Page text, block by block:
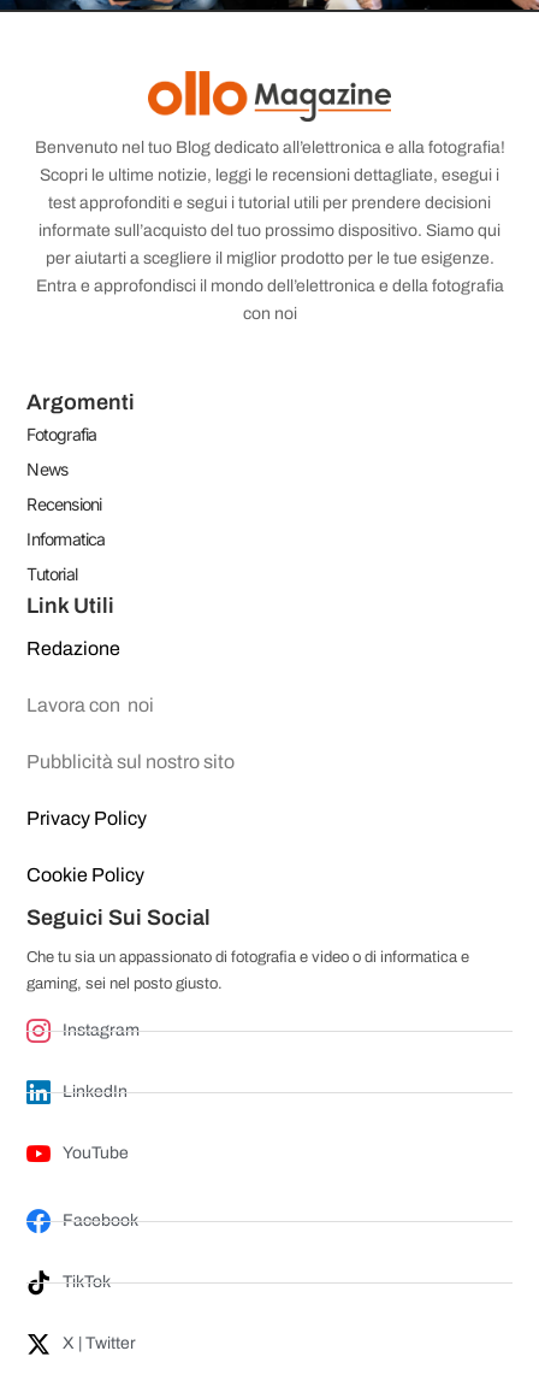
Benvenuto nel tuo Blog dedicato all’elettronica e alla fotografia!
Scopri le ultime notizie, leggi le recensioni dettagliate, esegui i
test approfonditi e segui i tutorial utili per prendere decisioni
informate sull’acquisto del tuo prossimo dispositivo. Siamo qui
per aiutarti a scegliere il miglior prodotto per le tue esigenze.
Entra e approfondisci il mondo dell’elettronica e della fotografia
con noi
Argomenti
Fotografia
News
Recensioni
Informatica
Tutorial
Link Utili
Redazione
Lavora con noi
Pubblicità sul nostro sito
Privacy Policy
Cookie Policy
Seguici Sui Social
Che tu sia un appassionato di fotografia e video o di informatica e
gaming, sei nel posto giusto.
Instagram
LinkedIn
YouTube
Facebook
TikTok
X | Twitter